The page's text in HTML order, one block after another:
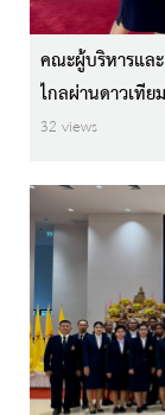
คณะผู้บริหารแล
ไกลผ่านดาวเที
และจุดเทียนถวา
32 views